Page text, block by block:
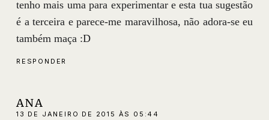
tenho mais uma para experimentar e esta tua sugestão
é a terceira e parece-me maravilhosa, não adora-se eu
também maça :D
RESPONDER
ANA
13 DE JANEIRO DE 2015 ÀS 05:44